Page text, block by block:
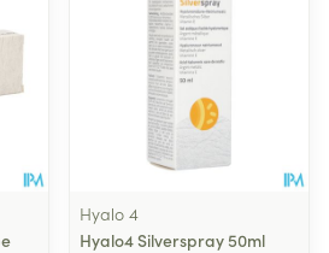
Hyalo 4
Hyalo4 Silverspray 50ml